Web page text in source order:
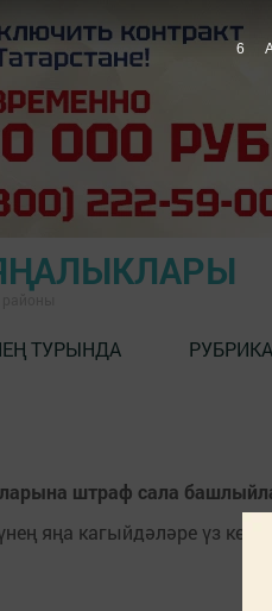
ТУРЫНДА
штраф сала
яңа кагыйдәләре үз
6